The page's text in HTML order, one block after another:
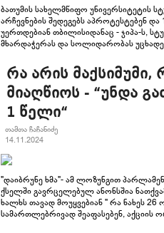
ბათუმის სახელმწიფო უნივერსიტეტის
არჩევნების შედეგებს აპროტესტებენ
უერთდებიან თბილისიდანაც - ჯიპა-ს,
მხარდაჭერას და სოლიდარობას
რა არის
მიაღწიოს - “უნდა
1 წელი“
თამთა ჩაჩანიძე
14.11.2024
"დაიბრუნე ხმა"- ამ ლოზუნგით
ქსელში გავრცელებულ ანონსშია
ხალხს თავად მოუყვებიან " რა ნახეს 26
სამართლებრივად შეაფასებენ, აქციის